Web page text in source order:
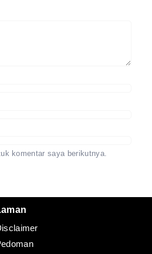
komentar saya berikutnya.